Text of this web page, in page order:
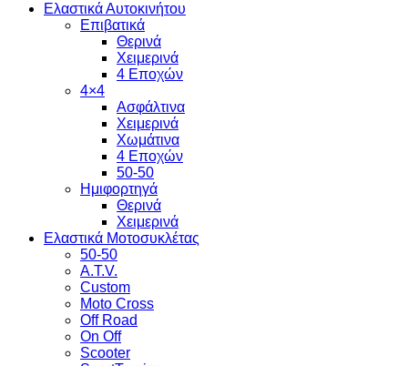
Ελαστικά Αυτοκινήτου
Επιβατικά
Θερινά
Χειμερινά
4 Εποχών
4×4
Ασφάλτινα
Χειμερινά
Χωμάτινα
4 Εποχών
50-50
Ημιφορτηγά
Θερινά
Χειμερινά
Ελαστικά Μοτοσυκλέτας
50-50
A.T.V.
Custom
Moto Cross
Off Road
On Off
Scooter